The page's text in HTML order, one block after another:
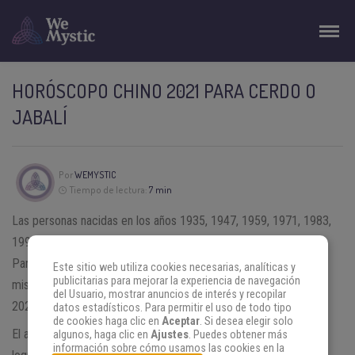
HORÓSCOPO CHINO 2021 PARA CERDO O
JABALÍ
PorWEMYSTIC
Tiempo de lectura: 7 min
Las personas nacidas en los años 1935, 1947, 1959, 1971, 1983,
1995, 2007 y 2019 pertenecen al cerdo en el horóscopo chino.
Para ellas, el 2021 será un año de replegarse un poco sobre sí
mismos y sobre sus afectos, puesto que tanto el 2019 como el
2020 resultaron movilizadores en todos los aspectos.
El año del búfalo trae una relativa tranquilidad, que si los cerdos
Este sitio web utiliza cookies necesarias, analíticas y
publicitarias para mejorar la experiencia de navegación
del Usuario, mostrar anuncios de interés y recopilar
datos estadísticos. Para permitir el uso de todo tipo
de cookies haga clic en Aceptar. Si desea elegir solo
algunos, haga clic en Ajustes. Puedes obtener más
información sobre cómo usamos las cookies en la